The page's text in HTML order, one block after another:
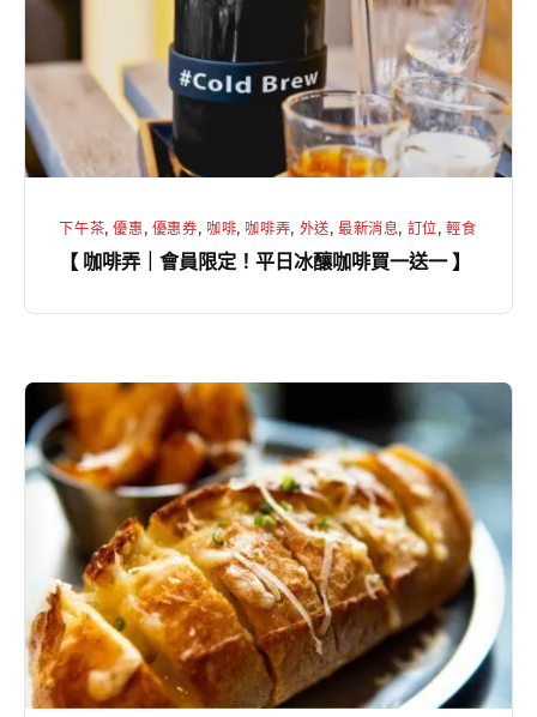
員
限
定！
平
咖
送
一
下午茶,優惠, 優惠券, 咖啡, 咖啡弄, 外送, 最新消息, 訂位,輕食
【 咖啡弄｜會員限定！平日冰釀咖啡買一送一 】
【
咖
啡
郁
大
蒜
乳